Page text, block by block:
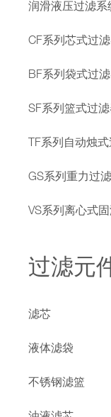
润滑液压过滤系
CF系列芯式过
BF系列袋式过
SF系列篮式过滤
TF系列自动烛
GS系列重力过
VS系列离心式
过滤元
滤芯
液体滤袋
不锈钢滤篮